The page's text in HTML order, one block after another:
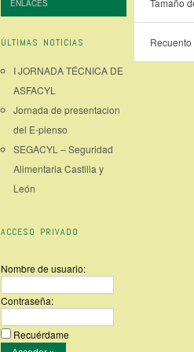
ENLACES
ÚLTIMAS NOTICIAS
I JORNADA TÉCNICA DE
ASFACYL
Jornada de presentacion
del E-pienso
SEGACYL – Seguridad
Alimentaria Castilla y
León
ACCESO PRIVADO
Nombre de usuario:
Contraseña:
Recuérdame
Tamaño